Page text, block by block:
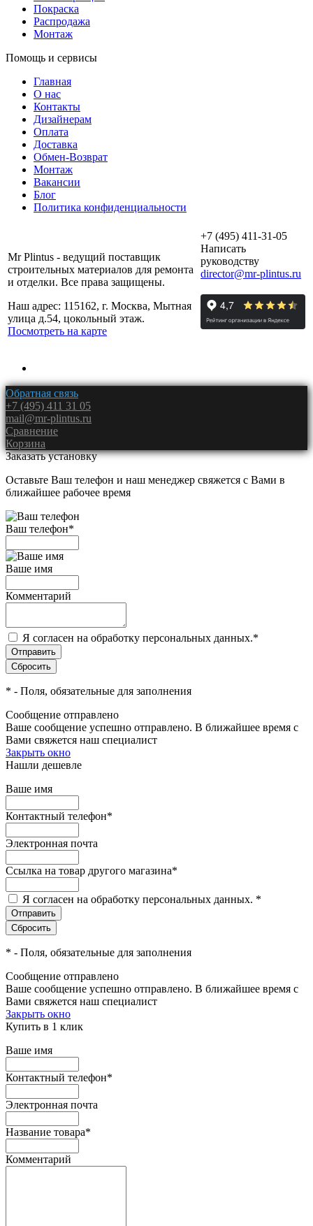
Покраска
Распродажа
Монтаж
Помощь и сервисы
Главная
О нас
Контакты
Дизайнерам
Оплата
Доставка
Обмен-Возврат
Монтаж
Вакансии
Блог
Политика конфиденциальности
Mr Plintus - ведущий поставщик
строительных материалов для ремонта
и отделки. Все права защищены.
Наш адрес: 115162, г. Москва, Мытная
улица д.54, цокольный этаж.
Посмотреть на карте
+7 (495) 411-31-05
Написать
руководству
director@mr-plintus.ru
Обратная связь
+7 (495) 411 31 05
mail@mr-plintus.ru
Сравнение
Корзина
Заказать установку
Оставьте Ваш телефон и наш менеджер свяжется с Вами в
ближайшее рабочее время
Ваш телефон*
Ваше имя
Комментарий
Я согласен на обработку персональных данных.*
* - Поля, обязательные для заполнения
Сообщение отправлено
Ваше сообщение успешно отправлено. В ближайшее время с
Вами свяжется наш специалист
Закрыть окно
Нашли дешевле
Ваше имя
Контактный телефон*
Электронная почта
Ссылка на товар другого магазина*
Я согласен на обработку персональных данных. *
* - Поля, обязательные для заполнения
Сообщение отправлено
Ваше сообщение успешно отправлено. В ближайшее время с
Вами свяжется наш специалист
Закрыть окно
Купить в 1 клик
Ваше имя
Контактный телефон*
Электронная почта
Название товара*
Комментарий